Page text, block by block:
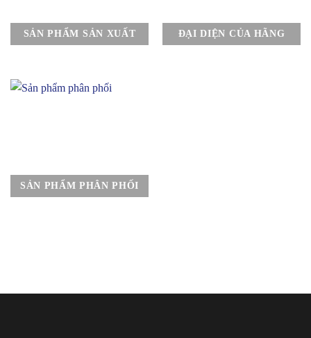
SẢN PHẨM SẢN XUẤT ĐẠI DIỆN CỦA HÃNG
SẢN PHẨM PHÂN PHỐI